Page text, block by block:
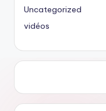
Uncategorized
vidéos